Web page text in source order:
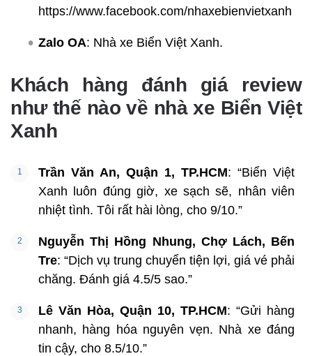
https://www.facebook.com/nhaxebienvietxanh
Zalo OA: Nhà xe Biển Việt Xanh.
Khách hàng đánh giá review
như thế nào về nhà xe Biển Việt
Xanh
Trần Văn An, Quận 1, TP.HCM: “Biển Việt
Xanh luôn đúng giờ, xe sạch sẽ, nhân viên
nhiệt tình. Tôi rất hài lòng, cho 9/10.”
Nguyễn Thị Hồng Nhung, Chợ Lách, Bến
Tre: “Dịch vụ trung chuyển tiện lợi, giá vé phải
chăng. Đánh giá 4.5/5 sao.”
Lê Văn Hòa, Quận 10, TP.HCM: “Gửi hàng
nhanh, hàng hóa nguyên vẹn. Nhà xe đáng
tin cậy, cho 8.5/10.”